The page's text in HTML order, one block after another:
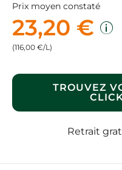
Prix moyen constaté
23,20 €
(116,00 €/L)
TROUVEZ
Retrait